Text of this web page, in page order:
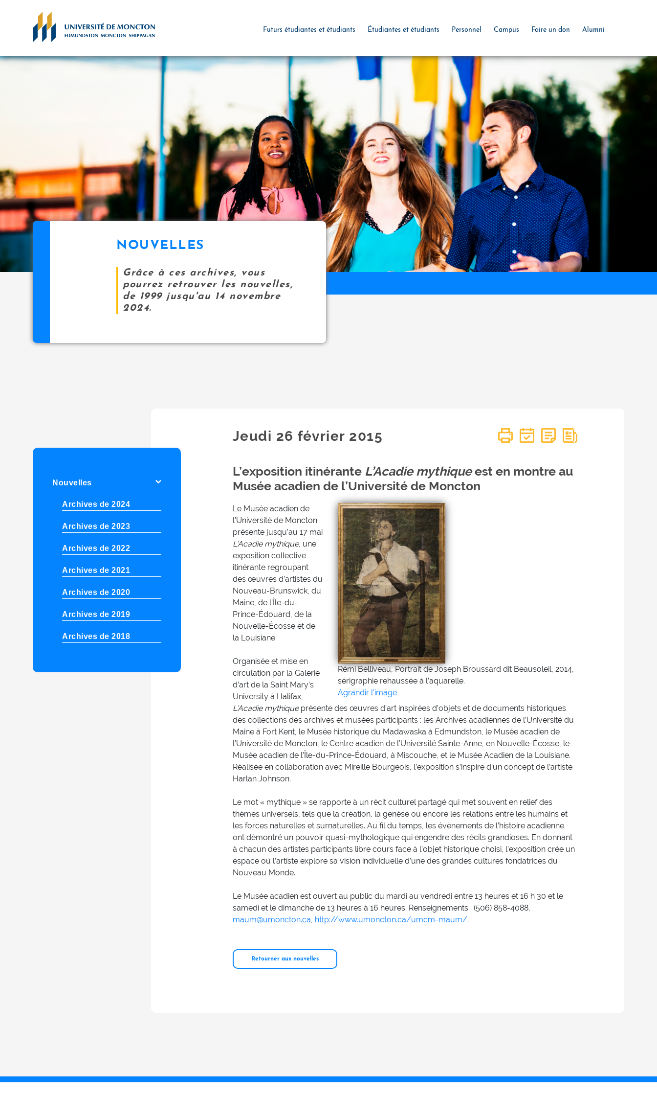
Futurs étudiantes et étudiants Étudiantes et étudiants Personnel Campus Faire un don Alumni
NOUVELLES
Grâce à ces archives, vous
pourrez retrouver les nouvelles,
de 1999 jusqu'au 14 novembre
2024.
Nouvelles
Archives de 2024
Archives de 2023
Archives de 2022
Archives de 2021
Archives de 2020
Archives de 2019
Archives de 2018
Jeudi 26février 2015
L’exposition itinérante L’Acadie mythiqueest en montre au
Musée acadien de l’Université de Moncton
Rémi Belliveau, Portrait de Joseph Broussard dit Beausoleil, 2014,
sérigraphie rehaussée à l’aquarelle.
Agrandir l'image
Le Musée acadien de
l’Université de Moncton
présente jusqu’au 17 mai
L’Acadie mythique, une
exposition collective
itinérante regroupant
des œuvres d’artistes du
Nouveau-Brunswick, du
Maine, de l’Île-du-
Prince-Édouard, de la
Nouvelle-Écosse et de
la Louisiane.
Organisée et mise en
circulation par la Galerie
d’art de la Saint Mary’s
University à Halifax,
L’Acadie mythiqueprésente des œuvres d’art inspirées d’objets et de documents historiques
des collections des archives et musées participants : les Archives acadiennes de l’Université du
Maine à Fort Kent, le Musée historique du Madawaska à Edmundston, le Musée acadien de
l’Université de Moncton, le Centre acadien de l’Université Sainte-Anne, en Nouvelle-Écosse, le
Musée acadien de l’Île-du-Prince-Édouard, à Miscouche, et le Musée Acadien de la Louisiane.
Réalisée en collaboration avec Mireille Bourgeois, l’exposition s’inspire d’un concept de l’artiste
Harlan Johnson.
Le mot « mythique » se rapporte à un récit culturel partagé qui met souvent en relief des
thèmes universels, tels que la création, la genèse ou encore les relations entre les humains et
les forces naturelles et surnaturelles. Au fil du temps, les évènements de l’histoire acadienne
ont démontré un pouvoir quasi-mythologique qui engendre des récits grandioses. En donnant
à chacun des artistes participants libre cours face à l’objet historique choisi, l’exposition crée un
espace où l’artiste explore sa vision individuelle d’une des grandes cultures fondatrices du
Nouveau Monde.
Le Musée acadien est ouvert au public du mardi au vendredi entre 13 heures et 16 h 30 et le
samedi et le dimanche de 13 heures à 16 heures. Renseignements : (506) 858-4088,
maum@umoncton.ca http://www.umoncton.ca/umcm-maum/.
Retourner aux nouvelles